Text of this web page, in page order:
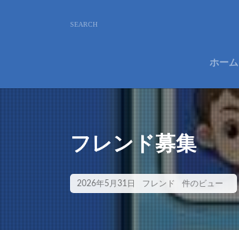
ホーム
フレンド募集
2026年5月31日 フレンド 件のビュー